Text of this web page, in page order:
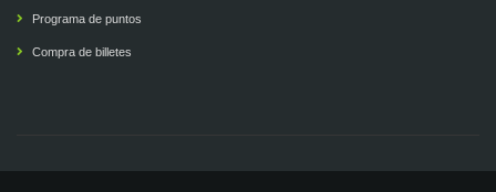
Programa de puntos
Compra de billetes